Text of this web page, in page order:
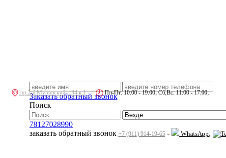
пр.2-й Муринский д.34 к.1 Пн-Пт: 10:00 - 19:00; Сб,Вс: 11:00 - 17:00;
Заказать обратный звонок
Поиск
78127028990
заказать обратный звонок +7 (911) 914-19-65 - WhatsApp,